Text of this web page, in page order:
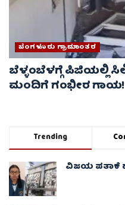
ಬೆಂಗಳೂರು ಗ್ರಾಮಾಂತರ
ಬೆಳ್ಳಂಬೆಳಗ್ಗೆ ಪಿಜಿಯಲ್ಲಿ
ಮಂದಿಗೆ ಗಂಭೀರ ಗಾಯ!
Trending
ವಿಜಯ ಪತಾಕೆ